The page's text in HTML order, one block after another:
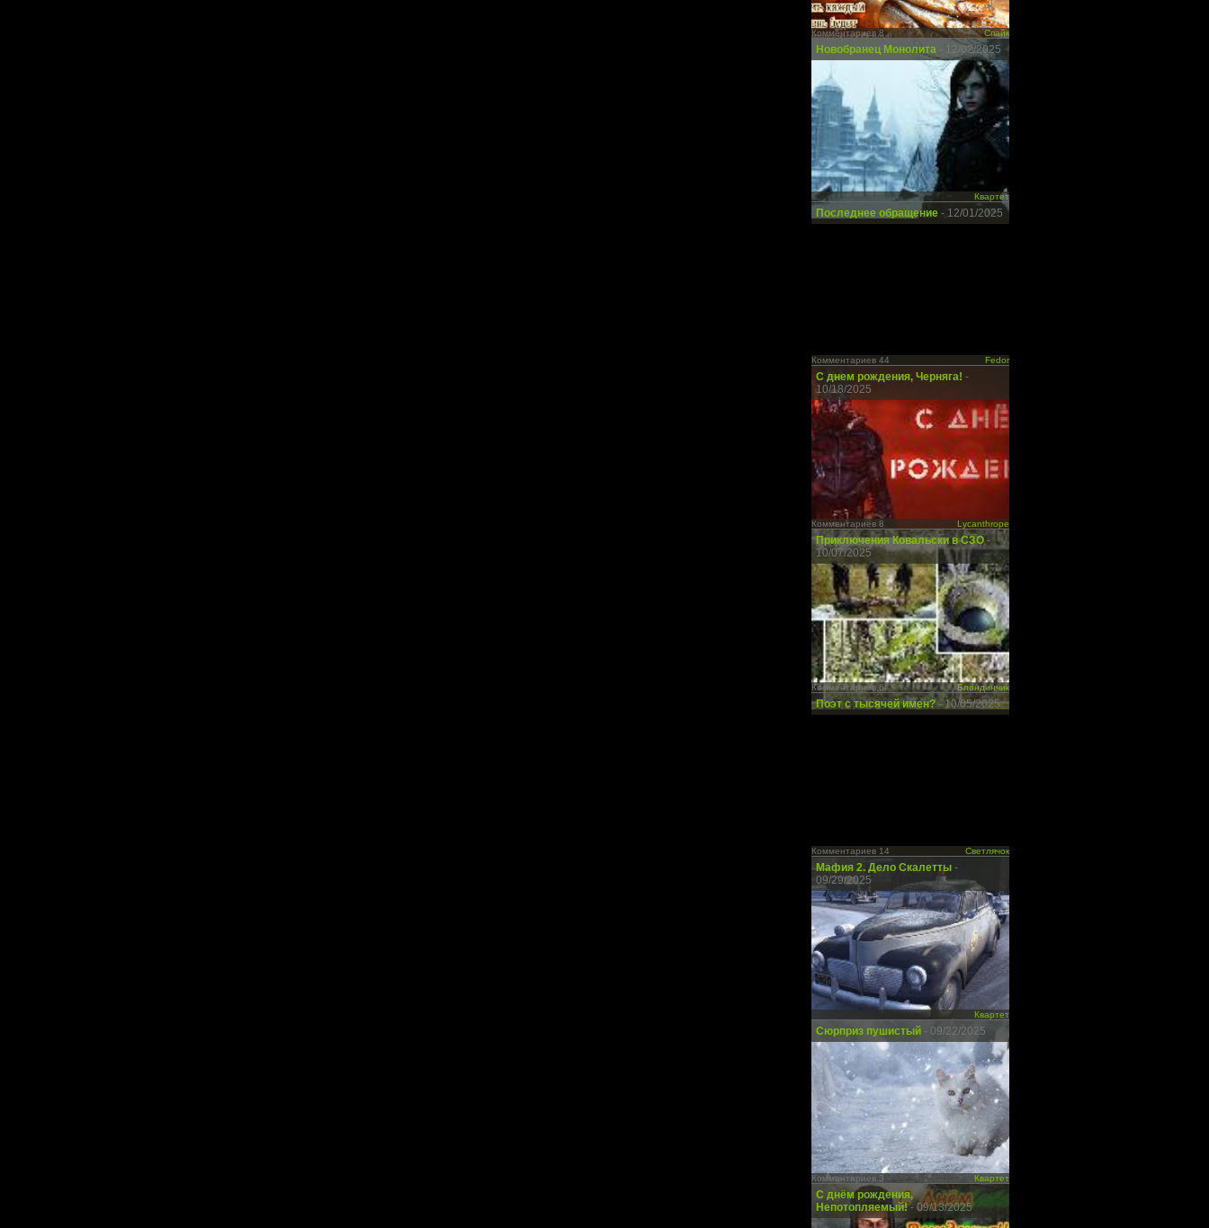
Комментариев 8 Спайк
Новобранец Монолита - 12/02/2025
Квартет
Последнее обращение - 12/01/2025
Комментариев 44 Fedor
С днем рождения, Черняга! -
10/18/2025
Комментариев 8 Lycanthrope
Приключения Ковальски в СЗО-
10/07/2025
Комментариев 6 Блондинчик
Поэт с тысячей имен? - 10/05/2025
Комментариев 14 Светлячок
Мафия 2. Дело Скалетты -
09/29/2025
Квартет
Сюрприз пушистый - 09/22/2025
Комментариев 3 Квартет
С днём рождения,
Непотопляемый!- 09/13/2025